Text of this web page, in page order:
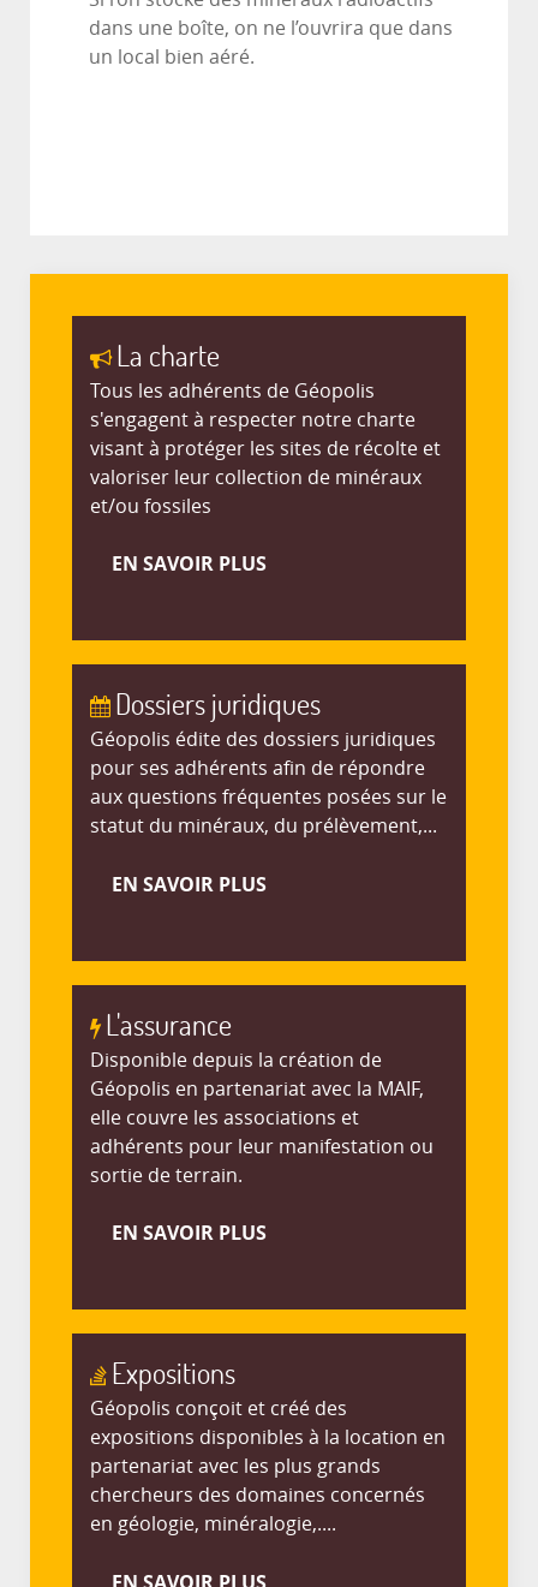
dans une boîte, on ne l’ouvrira que dans
un local bien aéré.
La charte
Tous les adhérents de Géopolis
s'engagent à respecter notre charte
visant à protéger les sites de récolte et
valoriser leur collection de minéraux
et/ou fossiles
EN SAVOIR PLUS
Dossiers juridiques
Géopolis édite des dossiers juridiques
pour ses adhérents afin de répondre
aux questions fréquentes posées sur le
statut du minéraux, du prélèvement,...
EN SAVOIR PLUS
L'assurance
Disponible depuis la création de
Géopolis en partenariat avec la MAIF,
elle couvre les associations et
adhérents pour leur manifestation ou
sortie de terrain.
EN SAVOIR PLUS
Expositions
Géopolis conçoit et créé des
expositions disponibles à la location en
partenariat avec les plus grands
chercheurs des domaines concernés
en géologie, minéralogie,....